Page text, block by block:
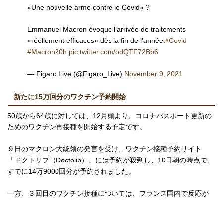
«Une nouvelle arme contre le Covid» ?
Emmanuel Macron évoque l’arrivée de traitements
«réellement efficaces» dès la fin de l’année.#Covid
#Macron20h pic.twitter.com/odQTF72Bb6
— Figaro Live (@Figaro_Live) November 9, 2021
新たに15万回分のワクチン予約開始
50歳から64歳に対しては、12月頭より、コロナパスポート更新の
ためのワクチン再接種を開始する予定です。
９日のマクロン大統領の発言を受け、ワクチン接種予約サイト
「ドクトリブ（Doctolib）」には予約が殺到し、10日朝の時点で、
すでに14万9000回分が予約されました。
一方、３回目のワクチン接種については、フランス国内で反応が